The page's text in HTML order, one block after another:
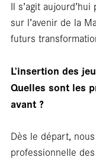
Il s’agit
sur l’avenir de la
futurs
L’insertion des
Quelles sont les
avant ?
Dès le départ,
professionnelle